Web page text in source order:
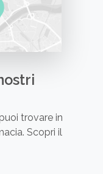
trovare in
Scopri il